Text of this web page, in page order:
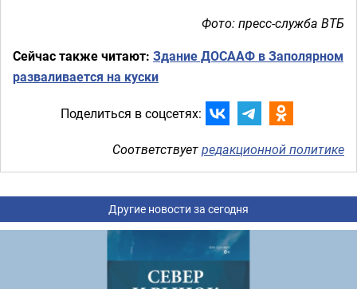
Фото: пресс-служба ВТБ
Сейчас также читают: Здание ДОСААФ в Заполярном
разваливается на куски
Поделиться в соцсетях:
Соответствуетредакционной политике
Другие новости за сегодня